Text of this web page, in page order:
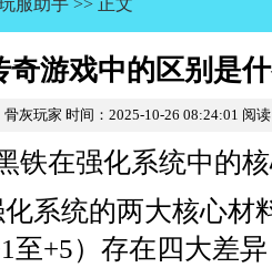
服助手 >> 正文
奇游戏中的区别是
合强化装备的材料？
骨灰玩家 时间：2025-10-26 08:24:01 阅
铁在强化系统中的
系统的两大核心材
至+5）存在四大差